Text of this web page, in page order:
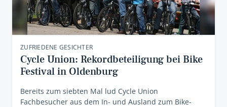
ZUFRIEDENE GESICHTER
Cycle Union: Rekordbeteiligung bei Bike
Festival in Oldenburg
Bereits zum siebten Mal lud Cycle Union
Fachbesucher aus dem In- und Ausland zum Bike-